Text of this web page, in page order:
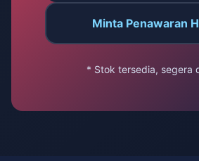
Minta Penawaran
* Stok tersedia, segera